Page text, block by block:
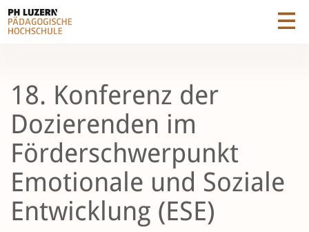
18. Konferenz der
Dozierenden im
Förderschwerpunkt
Emotionale und Soziale
Entwicklung (ESE)